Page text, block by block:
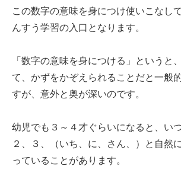
この数字の意味を身につけ使いこなし
んすう学習の入口となります。
「数字の意味を身につける」というと
て、かずをかぞえられることだと一般
すが、意外と奥が深いのです。
幼児でも３～４才ぐらいになると、い
２、３、（いち、に、さん、）と自然
っていることがあります。